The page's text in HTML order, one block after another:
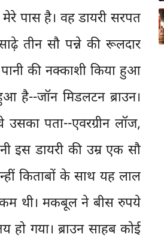
पास है। वह डायरी सरपत
तीन सौ पन्ने की रूलदार
की नक्काशी किया हुआ
है--जॉन मिडलटन ब्राउन।
पता--एवरग्रीन लॉज,
इस डायरी की उम्र एक सौ
किताबों के साथ यह लाल
कम थी। मकबूल ने बीस रुपये
गया। ब्राउन साहब कोई